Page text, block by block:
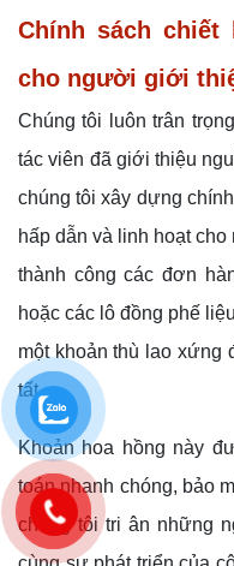
Chính sách chiết
cho người giới
Chúng tôi luôn trân
tác viên đã giới thiệu
chúng tôi xây dựng
hấp dẫn và linh hoạt
thành công các đơn
hoặc các lô đồng phế
một khoản thù lao xứng
tất.
Khoản hoa hồng này
toán nhanh chóng, bảo
chúng tôi tri ân những